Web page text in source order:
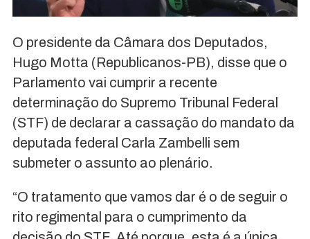
O presidente da Câmara dos Deputados,
Hugo Motta (Republicanos-PB), disse que o
Parlamento vai cumprir a recente
determinação do Supremo Tribunal Federal
(STF) de declarar a cassação do mandato da
deputada federal Carla Zambelli sem
submeter o assunto ao plenário.
“O tratamento que vamos dar é o de seguir o
rito regimental para o cumprimento da